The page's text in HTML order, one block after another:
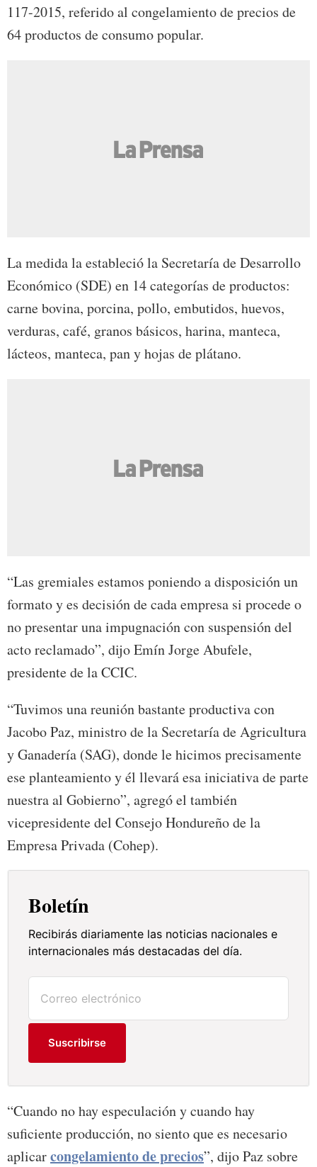
117-2015, referido al congelamiento de precios de
64 productos de consumo popular.
La medida la estableció la Secretaría de Desarrollo
Económico (SDE) en 14 categorías de productos:
carne bovina, porcina, pollo, embutidos, huevos,
verduras, café, granos básicos, harina, manteca,
lácteos, manteca, pan y hojas de plátano.
“Las gremiales estamos poniendo a disposición un
formato y es decisión de cada empresa si procede o
no presentar una impugnación con suspensión del
acto reclamado”, dijo Emín Jorge Abufele,
presidente de la CCIC.
“Tuvimos una reunión bastante productiva con
Jacobo Paz, ministro de la Secretaría de Agricultura
y Ganadería (SAG), donde le hicimos precisamente
ese planteamiento y él llevará esa iniciativa de parte
nuestra al Gobierno”, agregó el también
vicepresidente del Consejo Hondureño de la
Empresa Privada (Cohep).
Boletín
Recibirás diariamente las noticias nacionales e
internacionales más destacadas del día.
Suscribirse
“Cuando no hay especulación y cuando hay
suficiente producción, no siento que es necesario
aplicarcongelamiento de precios”, dijo Paz sobre